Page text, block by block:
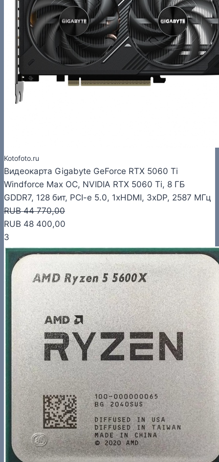
Kotofoto.ru
Видеокарта Gigabyte GeForce RTX 5060 Ti
Windforce Max OC, NVIDIA RTX 5060 Ti, 8 ГБ
GDDR7, 128 бит, PCI-e 5.0, 1xHDMI, 3xDP, 2587 МГц
RUB 44 770,00
RUB 48 400,00
3